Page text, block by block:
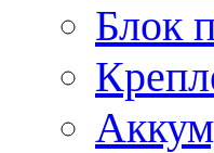
Блок